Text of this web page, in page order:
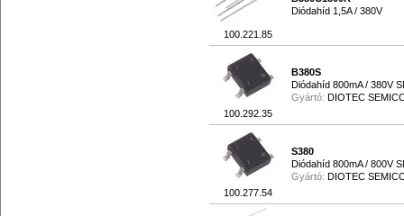
100.221.85
Diódahíd 1,5A / 380V
100.292.35
B380S
Diódahíd 800mA / 380V
Gyártó: DIOTEC
100.277.54
S380
Diódahíd 800mA / 800V
Gyártó: DIOTEC